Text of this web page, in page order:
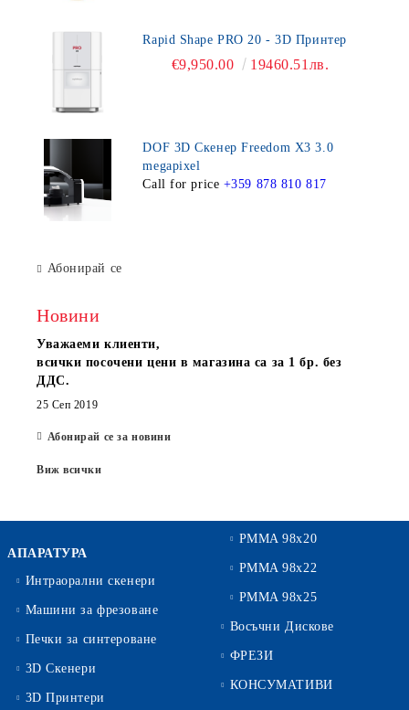
Rapid Shape PRO 20 - 3D Принтер
€9,950.00 19460.51лв.
DOF 3D Скенер Freedom X3 3.0
megapixel
Call for price +359 878 810 817
Абонирай се
Новини
Уважаеми клиенти,
всички посочени цени в магазина са за 1 бр. без
ДДС.
25 Сеп 2019
Абонирай се за новини
Виж всички
АПАРАТУРА
Интраорални скенери
Машини за фрезоване
Печки за синтероване
3D Скенери
3D Принтери
PMMA 98x20
PMMA 98x22
PMMA 98x25
Восъчни Дискове
ФРЕЗИ
КОНСУМАТИВИ